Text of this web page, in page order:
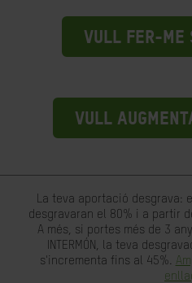
VULL FER-ME
VULL
La teva aportació desgrava:
desgravaran el 80% i a partir
A més, si portes més de 3
INTERMÓN, la teva
s'incrementa fins al 45%.